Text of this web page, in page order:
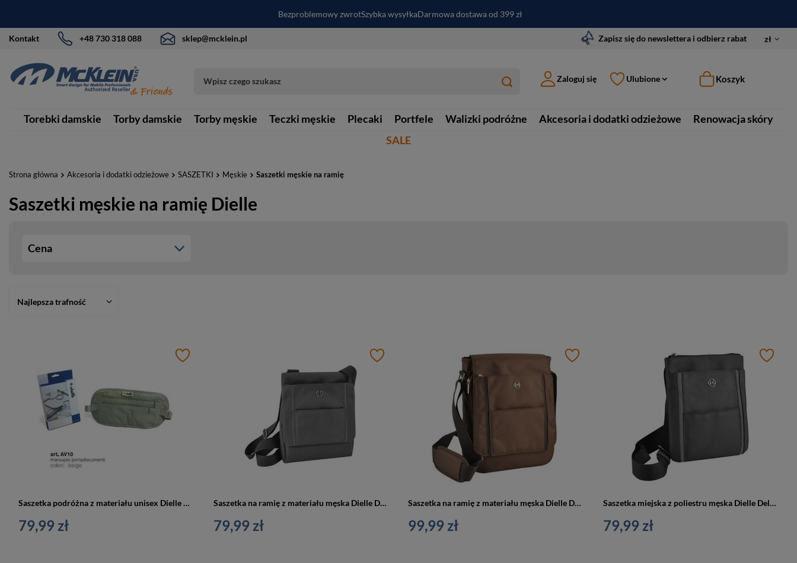
Bezproblemowy zwrotSzybka wysyłkaDarmowa dostawa od 399 zł
Kontakt +48 730 318 088 sklep@mcklein.pl Zapisz się do newslettera i odbierz rabat zł
Zaloguj się Ulubione Koszyk
Torebki damskie Torby damskie Torby męskie Teczki męskie Plecaki Portfele Walizki podróżne Akcesoria i dodatki odzieżowe
Renowacja skóry
SALE
Strona główna Akcesoria i dodatki odzieżowe SASZETKI Męskie Saszetki męskie na ramię
Saszetki męskie na ramię Dielle
Cena
Najlepsza trafność
Saszetka podróżna z materiału unisex Dielle AV 10 nerka na pasku beżowa
79,99 zł
Saszetka na ramię z materiału męska Dielle Delta 7233 listonoszka miejska szara
79,99 zł
Saszetka na ramię z materiału męska Dielle Delta 7234 MA listonoszka brązowa
99,99 zł
Saszetka miejska z poliestru męska Dielle Delta 7230 listonoszka pionowa mała szara
79,99 zł